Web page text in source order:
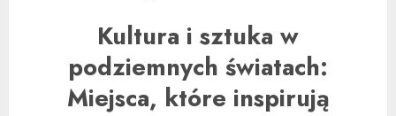
Kultura i sztuka w
podziemnych światach:
Miejsca, które inspirują